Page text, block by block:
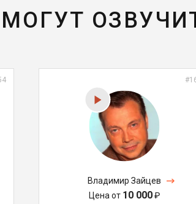
Владимир Зайцев
Цена от 10 000₽